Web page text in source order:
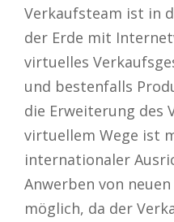
Verkaufsteam ist in
der Erde mit
virtuelles
und bestenfalls
die Erweiterung des
virtuellem Wege ist
internationaler
Anwerben von
möglich, da der